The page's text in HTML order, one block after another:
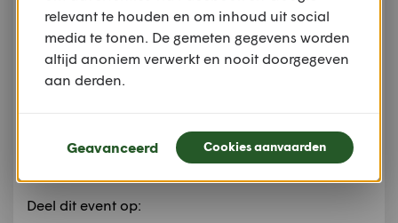
Bron:Lannoo, 2006, 28 motorroutes
Meer informatie
Deel dit event op:
relevant te houden en om inhoud uit social
media te tonen. De gemeten gegevens worden
altijd anoniem verwerkt en nooit doorgegeven
aan derden.
Geavanceerd Cookies aanvaarden